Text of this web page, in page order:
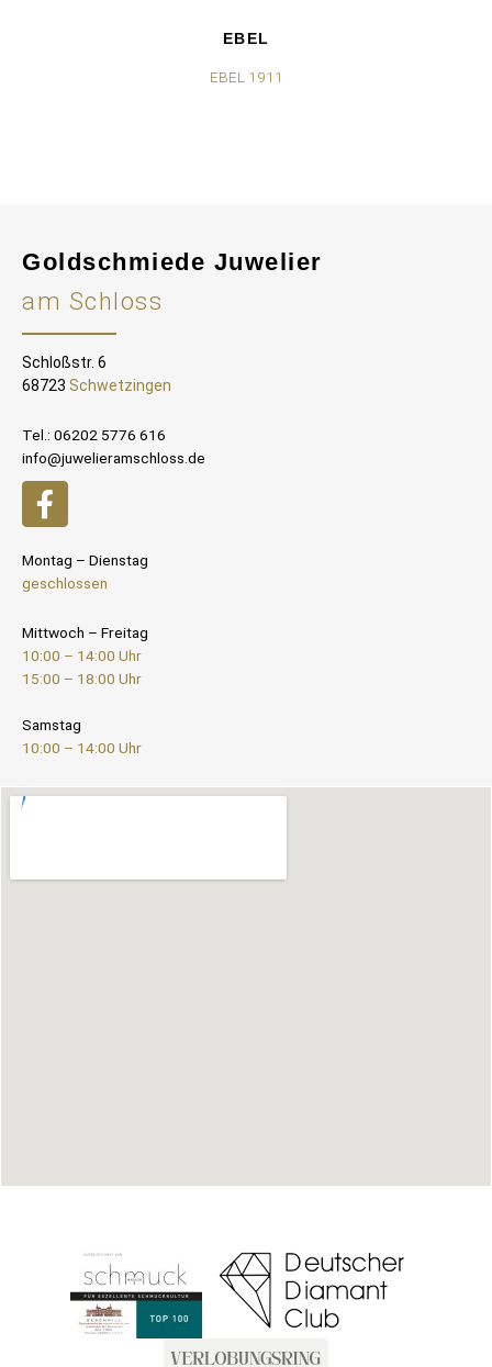
EBEL
EBEL 1911
Goldschmiede Juwelier
am Schloss
Schloßstr. 6
68723 Schwetzingen
Tel.: 06202 5776 616
info@juwelieramschloss.de
Montag – Dienstag
geschlossen
Mittwoch – Freitag
10:00 – 14:00 Uhr
15:00 – 18:00 Uhr
Samstag
10:00 – 14:00 Uhr